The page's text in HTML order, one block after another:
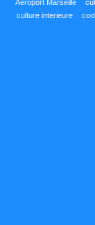
Aéroport Marseille
culture interieure